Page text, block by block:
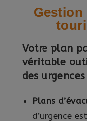
Gestion
Votre plan
véritable
des
Plans
d’urgence